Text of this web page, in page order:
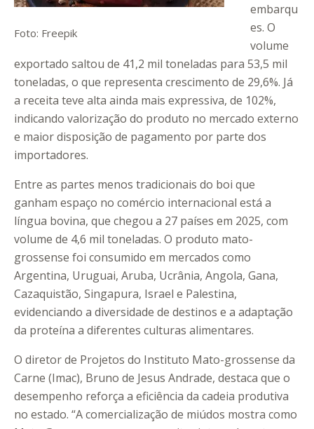
Foto: Freepik
embarqu
es. O
volume
exportado saltou de 41,2 mil toneladas para 53,5 mil
toneladas, o que representa crescimento de 29,6%. Já
a receita teve alta ainda mais expressiva, de 102%,
indicando valorização do produto no mercado externo
e maior disposição de pagamento por parte dos
importadores.
Entre as partes menos tradicionais do boi que
ganham espaço no comércio internacional está a
língua bovina, que chegou a 27 países em 2025, com
volume de 4,6 mil toneladas. O produto mato-
grossense foi consumido em mercados como
Argentina, Uruguai, Aruba, Ucrânia, Angola, Gana,
Cazaquistão, Singapura, Israel e Palestina,
evidenciando a diversidade de destinos e a adaptação
da proteína a diferentes culturas alimentares.
O diretor de Projetos do Instituto Mato-grossense da
Carne (Imac), Bruno de Jesus Andrade, destaca que o
desempenho reforça a eficiência da cadeia produtiva
no estado. “A comercialização de miúdos mostra como